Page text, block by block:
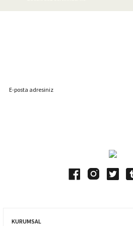
Gönder
KURUMSAL